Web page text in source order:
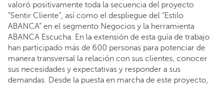
valoró positivamente toda la secuencia del proyecto
“Sentir Cliente”, así como el despliegue del “Estilo
ABANCA” en el segmento Negocios y la herramienta
ABANCA Escucha. En la extensión de esta guía de trabajo
han participado más de 600 personas para potenciar de
manera transversal la relación con sus clientes, conocer
sus necesidades y expectativas y responder a sus
demandas. Desde la puesta en marcha de este proyecto,